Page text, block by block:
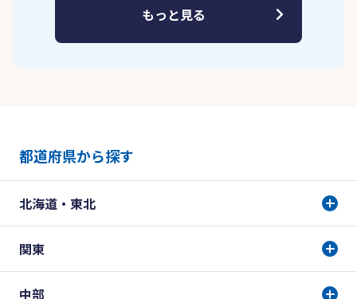
もっと見る
都道府県から探す
北海道・東北
関東
中部